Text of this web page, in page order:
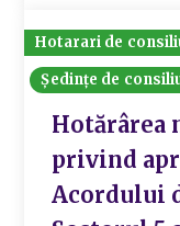
Hotarari de
Ședințe de
Hotărârea
privind
Acordului